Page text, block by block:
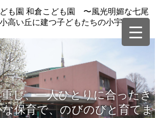
も園 和倉こども園 〜風光明媚な七尾
高い丘に建つ子どもたちの小宇宙〜
し、一人ひとりに合ったき
保育で、のびのびと育てま